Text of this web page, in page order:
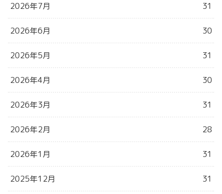
2026年7月 31
2026年6月 30
2026年5月 31
2026年4月 30
2026年3月 31
2026年2月 28
2026年1月 31
2025年12月 31